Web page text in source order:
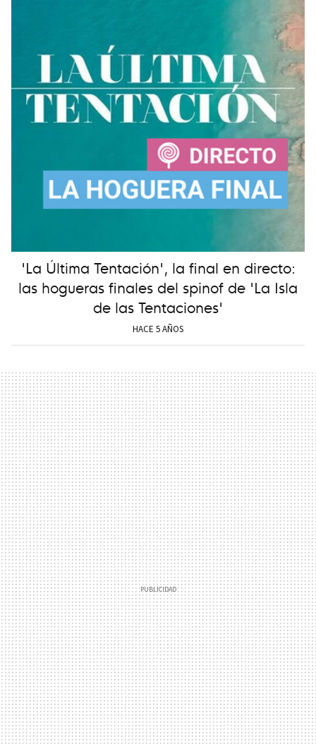
'La Última Tentación', la final en directo:
las hogueras finales del spinof de 'La Isla
de las Tentaciones'
HACE 5 AÑOS